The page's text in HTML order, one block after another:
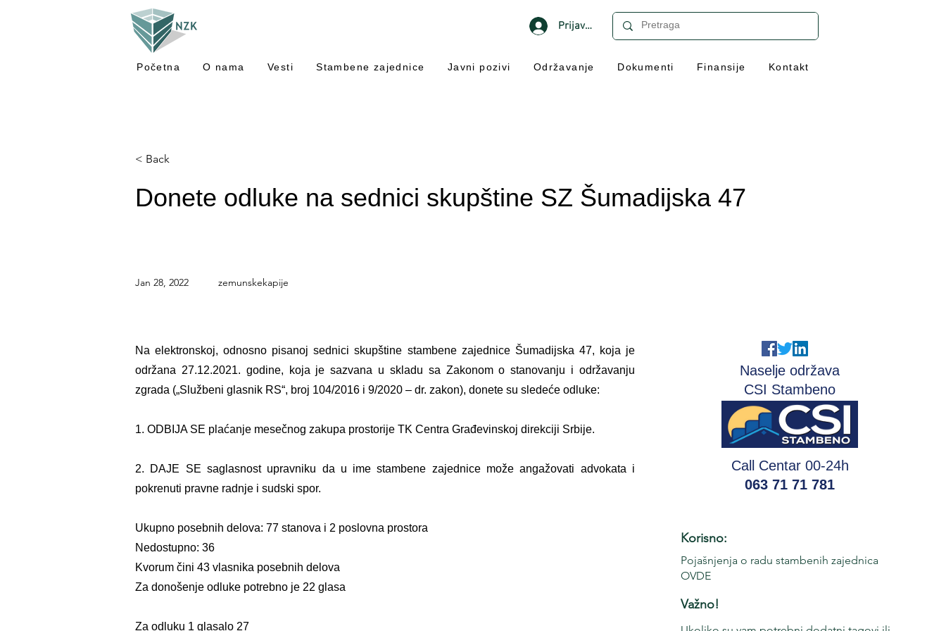
Prijavi se
Početna O nama Vesti Stambene zajednice Javni pozivi Održavanje Dokumenti Finansije Kontakt
< Back
Donete odluke na sednici skupštine SZ Šumadijska 47
Jan 28, 2022 zemunskekapije
Na elektronskoj, odnosno pisanoj sednici skupštine stambene zajednice Šumadijska 47, koja je
održana 27.12.2021. godine, koja je sazvana u skladu sa Zakonom o stanovanju i održavanju
zgrada („Službeni glasnik RS“, broj 104/2016 i 9/2020 – dr. zakon), donete su sledeće odluke:
1. ODBIJA SE plaćanje mesečnog zakupa prostorije TK Centra Građevinskoj direkciji Srbije.
2. DAJE SE saglasnost upravniku da u ime stambene zajednice može angažovati advokata i
pokrenuti pravne radnje i sudski spor.
Ukupno posebnih delova: 77 stanova i 2 poslovna prostora
Nedostupno: 36
Kvorum čini 43 vlasnika posebnih delova
Za donošenje odluke potrebno je 22 glasa
Za odluku 1 glasalo 27
Naselje održava
CSI Stambeno
Call Centar 00-24h
063 71 71 781
Korisno:
Pojašnjenja o radu stambenih zajednica
OVDE
Važno!